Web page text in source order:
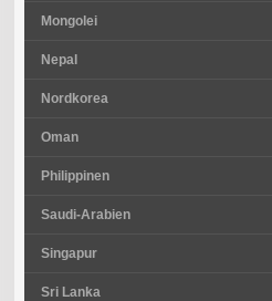
Mongolei
Nepal
Nordkorea
Oman
Philippinen
Saudi-Arabien
Singapur
Sri Lanka